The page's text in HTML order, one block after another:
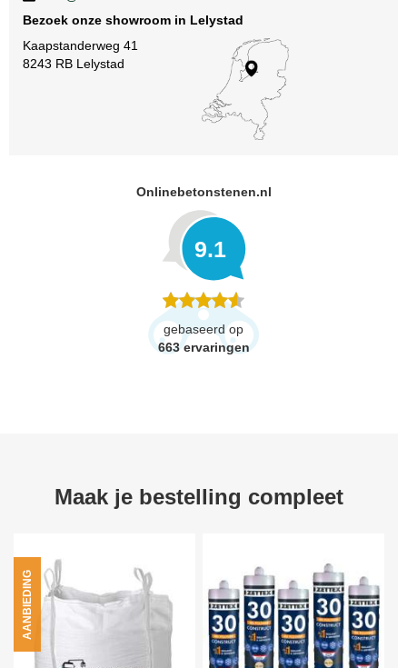
Bezoek onze showroom in Lelystad
Kaapstanderweg 41
8243 RB Lelystad
Onlinebetonstenen.nl
9.1
gebaseerd op
663 ervaringen
Maak je bestelling compleet
AANBIEDING